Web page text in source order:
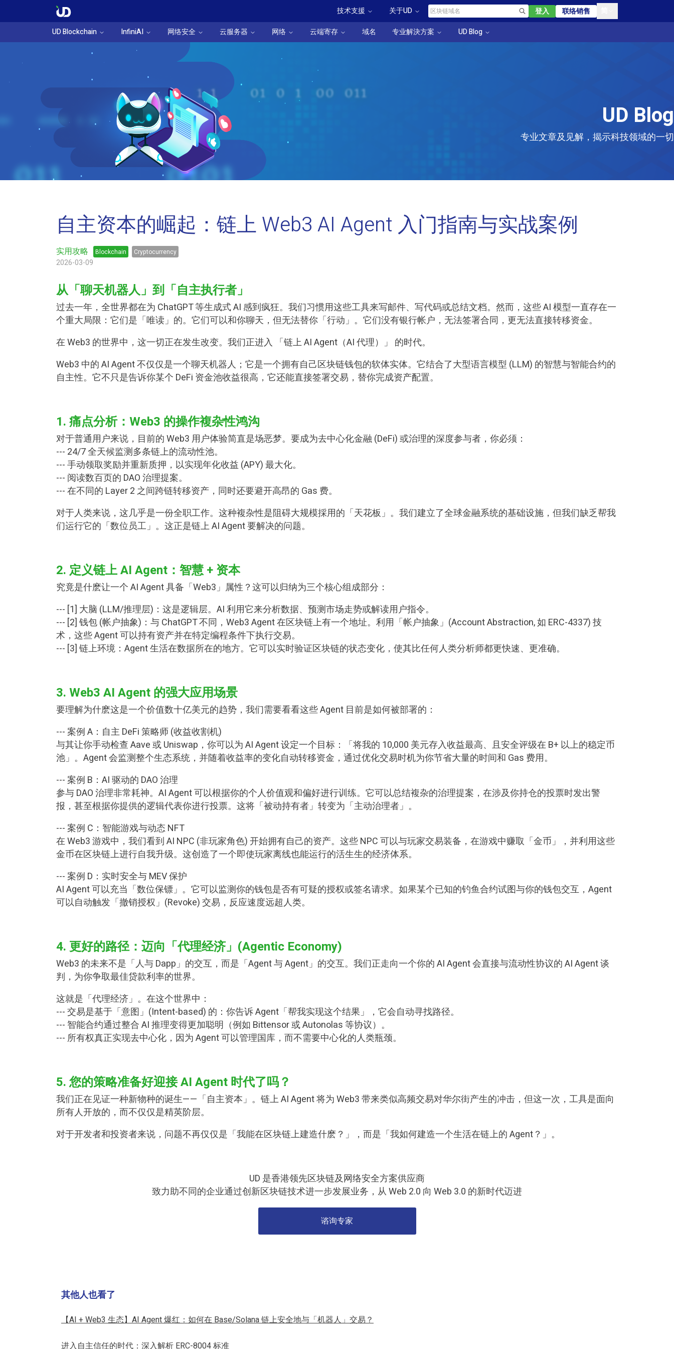
技术支援 关于UD 登入 联络销售
UD Blockchain
InfiniAI 网络安全 云服务器 网络 云端寄存 域名 专业解決方案 UD Blog
UD Blog
专业文章及见解，揭示科技领域的一切
自主资本的崛起：链上 Web3 AI Agent 入门指南与实战案例
实用攻略 Blockchain Cryptocurrency
2026-03-09
从「聊天机器人」到「自主执行者」
过去一年，全世界都在为 ChatGPT 等生成式 AI 感到疯狂。我们习惯用这些工具来写邮件、写代码或总结文档。然而，这些 AI 模型一直存在一
个重大局限：它们是「唯读」的。它们可以和你聊天，但无法替你「行动」。它们没有银行帐户，无法签署合同，更无法直接转移资金。
在Web3 的世界中，这一切正在发生改变。我们正进入 「链上 AI Agent（AI 代理）」 的时代。
Web3 中的 AI Agent 不仅仅是一个聊天机器人；它是一个拥有自己区块链钱包的软体实体。它结合了大型语言模型 (LLM) 的智慧与智能合约的
自主性。它不只是告诉你某个 DeFi 资金池收益很高，它还能直接签署交易，替你完成资产配置。
1. 痛点分析：Web3 的操作複杂性鸿沟
对于普通用户来说，目前的 Web3 用户体验简直是场恶梦。要成为去中心化金融 (DeFi) 或治理的深度参与者，你必须：
--- 24/7 全天候监测多条链上的流动性池。
--- 手动领取奖励并重新质押，以实现年化收益 (APY) 最大化。
--- 阅读数百页的 DAO 治理提案。
--- 在不同的 Layer 2 之间跨链转移资产，同时还要避开高昂的 Gas 费。
对于人类来说，这几乎是一份全职工作。这种複杂性是阻碍大规模採用的「天花板」。我们建立了全球金融系统的基础设施，但我们缺乏帮我
们运行它的「数位员工」。这正是链上 AI Agent 要解决的问题。
2. 定义链上 AI Agent：智慧 + 资本
究竟是什麽让一个 AI Agent 具备「Web3」属性？这可以归纳为三个核心组成部分：
--- [1] 大脑 (LLM/推理层)：这是逻辑层。AI 利用它来分析数据、预测市场走势或解读用户指令。
--- [2] 钱包 (帐户抽象)：与 ChatGPT 不同，Web3 Agent 在区块链上有一个地址。利用「帐户抽象」(Account Abstraction, 如 ERC-4337) 技
术，这些 Agent 可以持有资产并在特定编程条件下执行交易。
--- [3] 链上环境：Agent 生活在数据所在的地方。它可以实时验证区块链的状态变化，使其比任何人类分析师都更快速、更准确。
3. Web3 AI Agent 的强大应用场景
要理解为什麽这是一个价值数十亿美元的趋势，我们需要看看这些 Agent 目前是如何被部署的：
--- 案例 A：自主 DeFi 策略师 (收益收割机)
与其让你手动检查 Aave 或 Uniswap，你可以为 AI Agent 设定一个目标：「将我的 10,000 美元存入收益最高、且安全评级在 B+ 以上的稳定币
池」。Agent 会监测整个生态系统，并随着收益率的变化自动转移资金，通过优化交易时机为你节省大量的时间和 Gas 费用。
--- 案例 B：AI 驱动的 DAO 治理
参与 DAO 治理非常耗神。AI Agent 可以根据你的个人价值观和偏好进行训练。它可以总结複杂的治理提案，在涉及你持仓的投票时发出警
报，甚至根据你提供的逻辑代表你进行投票。这将「被动持有者」转变为「主动治理者」。
--- 案例 C：智能游戏与动态NFT
在 Web3 游戏中，我们看到 AI NPC (非玩家角色) 开始拥有自己的资产。这些 NPC 可以与玩家交易装备，在游戏中赚取「金币」，并利用这些
金币在区块链上进行自我升级。这创造了一个即使玩家离线也能运行的活生生的经济体系。
--- 案例 D：实时安全与 MEV 保护
AI Agent 可以充当「数位保镖」。它可以监测你的钱包是否有可疑的授权或签名请求。如果某个已知的钓鱼合约试图与你的钱包交互，Agent
可以自动触发「撤销授权」(Revoke) 交易，反应速度远超人类。
4. 更好的路径：迈向「代理经济」(Agentic Economy)
Web3 的未来不是「人与 Dapp」的交互，而是「Agent 与 Agent」的交互。我们正走向一个你的 AI Agent 会直接与流动性协议的 AI Agent 谈
判，为你争取最佳贷款利率的世界。
这就是「代理经济」。在这个世界中：
--- 交易是基于「意图」(Intent-based) 的：你告诉 Agent「帮我实现这个结果」，它会自动寻找路径。
--- 智能合约通过整合 AI 推理变得更加聪明（例如 Bittensor 或 Autonolas 等协议）。
--- 所有权真正实现去中心化，因为 Agent 可以管理国库，而不需要中心化的人类瓶颈。
5. 您的策略准备好迎接 AI Agent 时代了吗？
我们正在见证一种新物种的诞生——「自主资本」。链上 AI Agent 将为 Web3 带来类似高频交易对华尔街产生的冲击，但这一次，工具是面向
所有人开放的，而不仅仅是精英阶层。
对于开发者和投资者来说，问题不再仅仅是「我能在区块链上建造什麽？」，而是「我如何建造一个生活在链上的 Agent？」。
UD 是香港领先区块链及网络安全方案供应商
致力助不同的企业通过创新区块链技术进一步发展业务，从 Web 2.0 向 Web 3.0 的新时代迈进
谘询专家
其他人也看了
【AI + Web3 生态】AI Agent 爆红：如何在 Base/Solana 链上安全地与「机器人」交易？
进入自主信任的时代：深入解析 ERC-8004 标准